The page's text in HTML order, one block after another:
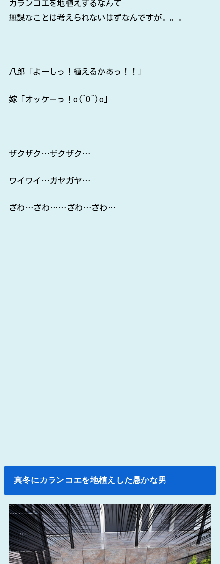
カランコエを地植えするなんて
無謀なことは考えられないはずなんですが。。。
八郎「よーしっ！植えるかあっ！！」
嫁「オッケーっ！o(^O^)o」
ザクザク…ザクザク…
ワイワイ…ガヤガヤ…
ざわ…ざわ……ざわ…ざわ…
真冬にカランコエを地植えした愚かな男